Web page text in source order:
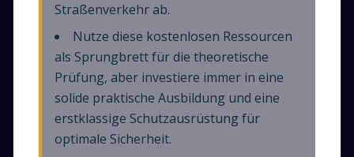
Straßenverkehr ab.
Nutze diese kostenlosen Ressourcen
als Sprungbrett für die theoretische
Prüfung, aber investiere immer in eine
solide praktische Ausbildung und eine
erstklassige Schutzausrüstung für
optimale Sicherheit.